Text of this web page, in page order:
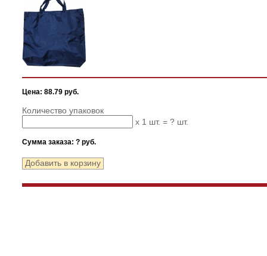
Цена: 88.79 руб.
Количество упаковок
x 1 шт. = ? шт.
Сумма заказа: ? руб.